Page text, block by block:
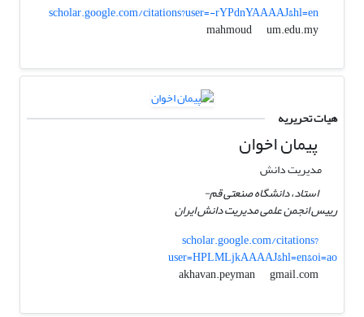
scholar.google.com/citations?user=-rYPdnYAAAAJ&hl=en
mahmoud
um.edu.my
هیات تحریریه
پیمان اخوان
مدیریت دانش
استاد، دانشگاه صنعتی قم-
رییس انجمن علمی مدیریت دانش ایران
scholar.google.com/citations?
user=HPLMLjkAAAAJ&hl=en&oi=ao
akhavan.peyman
gmail.com